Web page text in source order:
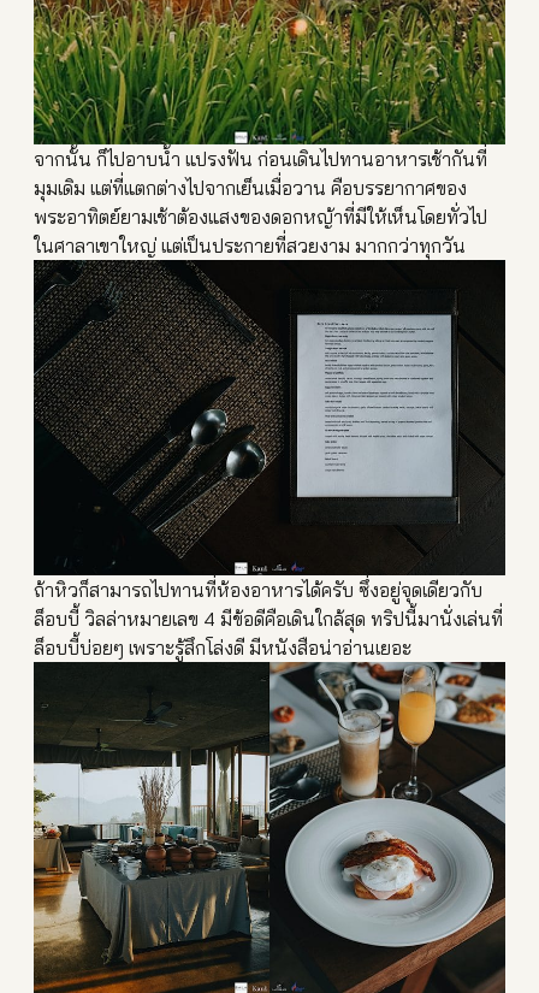
จากนั้น ก็ไปอาบน้ำ แปรงฟัน ก่อนเดินไปทานอาหารเช้ากันที่
มุมเดิม แต่ที่แตกต่างไปจากเย็นเมื่อวาน คือบรรยากาศของ
พระอาทิตย์ยามเช้าต้องแสงของดอกหญ้าที่มีให้เห็นโดยทั่วไป
ในศาลาเขาใหญ่ แต่เป็นประกายที่สวยงาม มากกว่าทุกวัน
ถ้าหิวก็สามารถไปทานที่ห้องอาหารได้ครับ ซึ่งอยู่จุดเดียวกับ
ล็อบบี้ วิลล่าหมายเลข 4 มีข้อดีคือเดินใกล้สุด ทริปนี้มานั่งเล่นที่
ล็อบบี้บ่อยๆ เพราะรู้สึกโล่งดี มีหนังสือน่าอ่านเยอะ